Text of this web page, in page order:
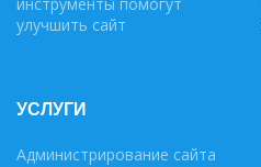
УСЛУГИ
Администрирование сайта